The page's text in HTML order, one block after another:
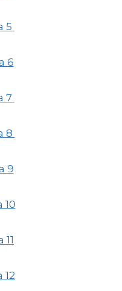
5
6
7
8
9
10
12